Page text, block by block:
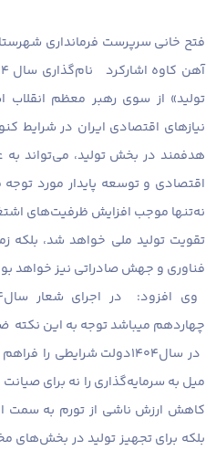
فتح خانی سرپرست فرمانداری
تولید» از سوی رهبر معظم انقلاب
نیازهای اقتصادی ایران در شرایط
هدفمند در بخش تولید، می‌تواند به
اقتصادی و توسعه پایدار مورد توجه
نه‌تنها موجب افزایش ظرفیت‌های
تقویت تولید ملی خواهد شد، بلکه
فناوری و جهش صادراتی نیز خواهد
چهاردهم میباشد توجه به این نکته
در سال۱۴۰۴دولت شرایطی
میل به سرمایه‌گذاری را نه برای
کاهش ارزش ناشی از تورم به سمت
بلکه برای تجهیز تولید در بخش‌های